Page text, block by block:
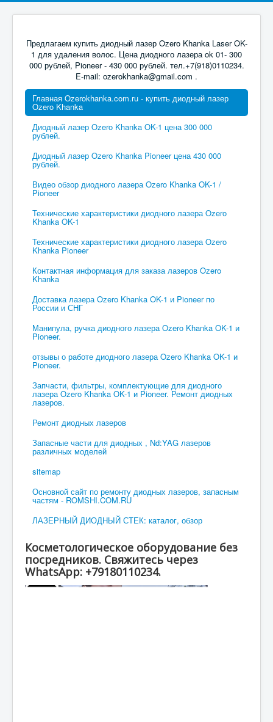
Предлагаем купить диодный лазер Ozero Khanka Laser OK-
1 для удаления волос. Цена диодного лазера ok 01- 300
000 рублей, Pioneer - 430 000 рублей. тел.+7(918)0110234.
E-mail: ozerokhanka@gmail.com .
Главная Ozerokhanka.com.ru - купить диодный лазер
Ozero Khanka
Диодный лазер Ozero Khanka OK-1 цена 300 000
рублей.
Диодный лазер Ozero Khanka Pioneer цена 430 000
рублей.
Видео обзор диодного лазера Ozero Khanka OK-1 /
Pioneer
Технические характеристики диодного лазера Ozero
Khanka OK-1
Технические характеристики диодного лазера Ozero
Khanka Pioneer
Контактная информация для заказа лазеров Ozero
Khanka
Доставка лазера Ozero Khanka OK-1 и Pioneer по
России и СНГ
Манипула, ручка диодного лазера Ozero Khanka OK-1 и
Pioneer.
отзывы о работе диодного лазера Ozero Khanka OK-1 и
Pioneer.
Запчасти, фильтры, комплектующие для диодного
лазера Ozero Khanka OK-1 и Pioneer. Ремонт диодных
лазеров.
Ремонт диодных лазеров
Запасные части для диодных , Nd:YAG лазеров
различных моделей
sitemap
Основной сайт по ремонту диодных лазеров, запасным
частям - ROMSHI.COM.RU
ЛАЗЕРНЫЙ ДИОДНЫЙ СТЕК: каталог, обзор
Косметологическое оборудование без
посредников. Свяжитесь через
WhatsApp: +79180110234.